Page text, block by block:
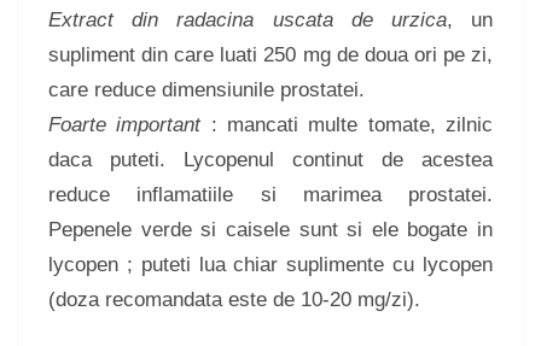
Extract din radacina uscata de urzica, un
supliment din care luati 250 mg de doua ori pe zi,
care reduce dimensiunile prostatei.
Foarte important: mancati multe tomate, zilnic
daca puteti. Lycopenul continut de acestea
reduce inflamatiile si marimea prostatei.
Pepenele verde si caisele sunt si ele bogate in
lycopen ; puteti lua chiar suplimente cu lycopen
(doza recomandata este de 10-20 mg/zi).